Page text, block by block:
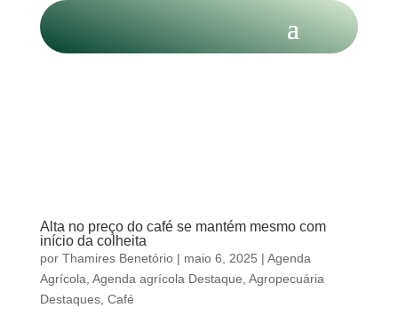
Alta no preço do café se mantém mesmo com
início da colheita
por Thamires Benetório| maio 6, 2025 | Agenda
Agrícola Agenda agrícola Destaque Agropecuária
Destaques, Café